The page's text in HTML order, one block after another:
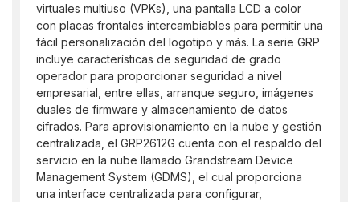
virtuales multiuso (VPKs), una pantalla LCD a color
con placas frontales intercambiables para permitir una
fácil personalización del logotipo y más. La serie GRP
incluye características de seguridad de grado
operador para proporcionar seguridad a nivel
empresarial, entre ellas, arranque seguro, imágenes
duales de firmware y almacenamiento de datos
cifrados. Para aprovisionamiento en la nube y gestión
centralizada, el GRP2612G cuenta con el respaldo del
servicio en la nube llamado Grandstream Device
Management System (GDMS), el cual proporciona
una interface centralizada para configurar,